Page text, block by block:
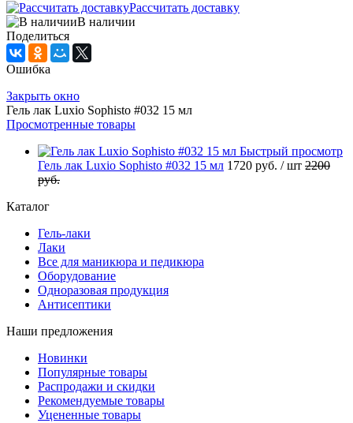
Рассчитать доставку
В наличии
Поделиться
Ошибка
Закрыть окно
Гель лак Luxio Sophisto #032 15 мл
Просмотренные товары
Быстрый просмотр
Гель лак Luxio Sophisto #032 15 мл 1720 руб. / шт 2200
руб.
Каталог
Гель-лаки
Лаки
Все для маникюра и педикюра
Оборудование
Одноразовая продукция
Антисептики
Наши предложения
Новинки
Популярные товары
Распродажи и скидки
Рекомендуемые товары
Уцененные товары